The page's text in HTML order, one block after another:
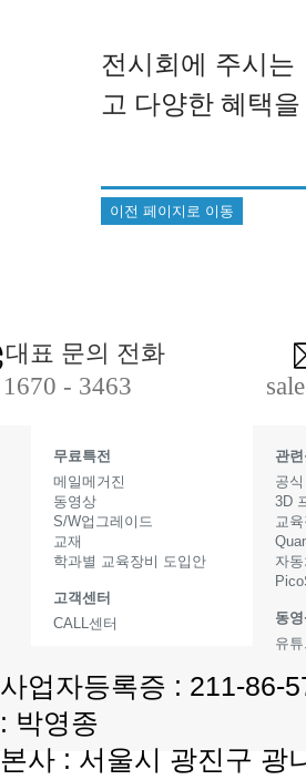
전시회에 주시
고 다양한 혜택
이전 페이지로 이동
대표 문의 전화
1670 - 3463
무료특전
메일메거진
동영상
S/W업그레이드
교재
학과별 교육장비 도입안
고객센터
CALL센터
관
공
3D
교
자
동
유
사업자등록증 : 211-86-
: 박영종
본사 : 서울시 광진구 광